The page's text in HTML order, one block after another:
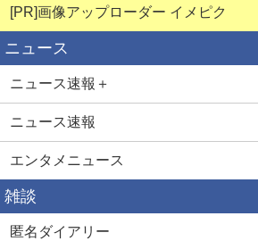
[PR]画像アップローダー イメピク
ニュース
ニュース速報＋
ニュース速報
エンタメニュース
雑談
匿名ダイアリー